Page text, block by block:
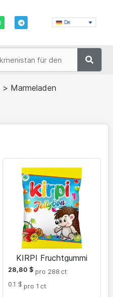
De
> Marmeladen
KIRPI Fruchtgummi
28,80 $ pro 288 ct
0.1 $ pro 1 ct